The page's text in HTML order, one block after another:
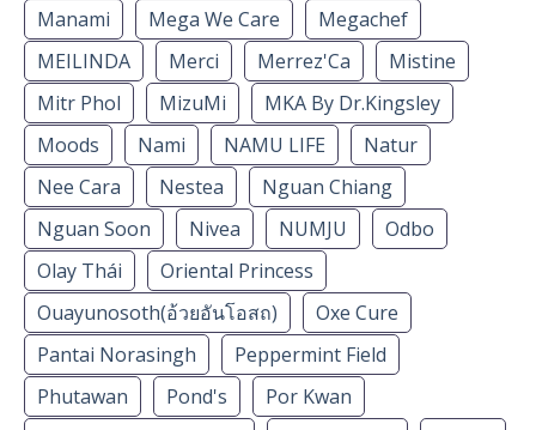
Manami
Mega We Care
Megachef
MEILINDA
Merci Merrez'Ca
Mistine
Mitr Phol
MizuMi
MKA By Dr.Kingsley
Moods
Nami NAMU LIFE
Natur
Nee Cara
Nestea
Nguan Chiang
Nguan Soon
Nivea NUMJU
Odbo
Olay Thái
Oriental Princess
Ouayunosoth(อ้วยอันโอสถ)
Oxe Cure
Pantai Norasingh
Peppermint Field
Phutawan
Pond's
Por Kwan